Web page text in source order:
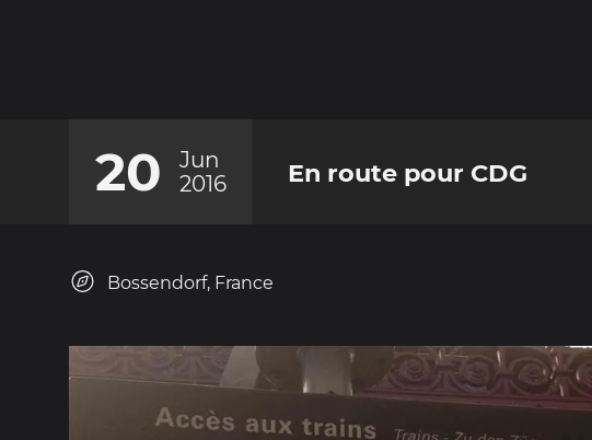
20
Jun
2016
En route pour CDG
Bossendorf, France